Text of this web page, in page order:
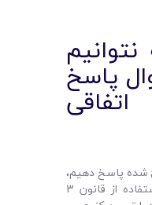
پاسخ
شده پاسخ دهیم،
به این معنی است که با استفاده از قانون 3